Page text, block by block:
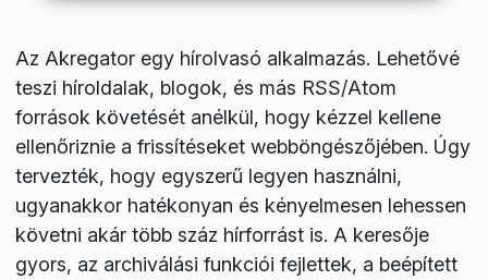
Az Akregator egy hírolvasó alkalmazás. Lehetővé
teszi híroldalak, blogok, és más RSS/Atom
források követését anélkül, hogy kézzel kellene
ellenőriznie a frissítéseket webböngészőjében. Úgy
tervezték, hogy egyszerű legyen használni,
ugyanakkor hatékonyan és kényelmesen lehessen
követni akár több száz hírforrást is. A keresője
gyors, az archiválási funkciói fejlettek, a beépített